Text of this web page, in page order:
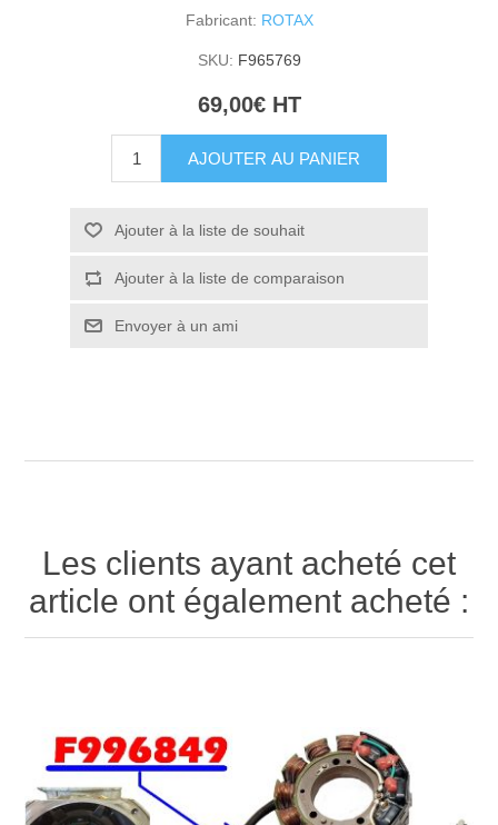
Fabricant: ROTAX
SKU: F965769
69,00€ HT
AJOUTER AU PANIER
Ajouter à la liste de souhait
Ajouter à la liste de comparaison
Envoyer à un ami
Les clients ayant acheté cet
article ont également acheté :